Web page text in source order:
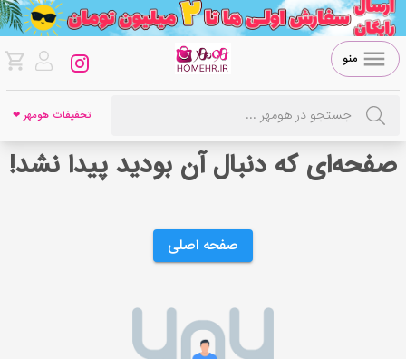
منو
تخفیفات هومهر ❤
صفحه‌ای که دنبال آن بودید پیدا نشد!
صفحه اصلی